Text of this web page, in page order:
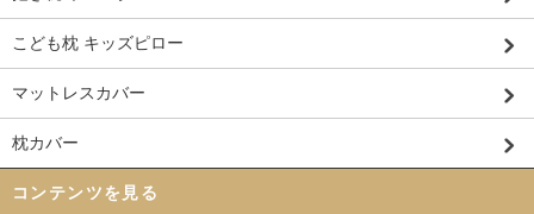
こども枕 キッズピロー
マットレスカバー
枕カバー
コンテンツを見る